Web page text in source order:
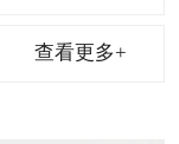
查看更多+